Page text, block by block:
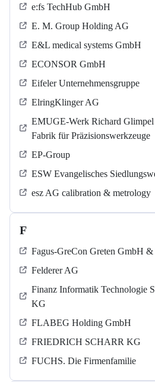
e:fs TechHub GmbH
E. M. Group Holding AG
E&L medical systems GmbH
ECONSOR GmbH
Eifeler Unternehmensgruppe
ElringKlinger AG
EMUGE-Werk Richard
Fabrik für Präzisionswerkzeuge
EP-Group
ESW Evangelisches
esz AG calibration & metrology
F
Fagus-GreCon Greten GmbH
Felderer AG
Finanz Informatik Technologie
KG
FLABEG Holding GmbH
FRIEDRICH SCHARR KG
FUCHS. Die Firmenfamilie